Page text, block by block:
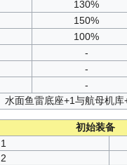
130%
150%
100%
-
-
-
水面鱼雷底座+1与航母机
初始装备
1
2